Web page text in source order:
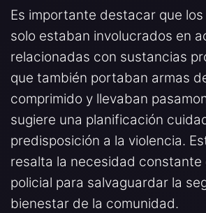
Es importante destacar que
solo estaban involucrados en
relacionadas con sustancias
que también portaban armas
comprimido y llevaban
sugiere una planificación
predisposición a la violencia.
resalta la necesidad constante
policial para salvaguardar la
bienestar de la comunidad.